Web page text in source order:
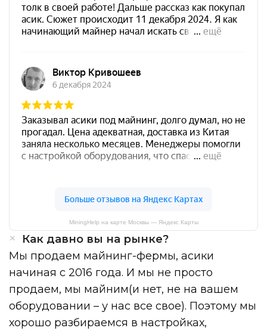
MiningHelp на карте Москвы — Яндекс Карты
Как давно вы на рынке?
Мы продаем майнинг-фермы, асики
начиная с 2016 года. И мы не просто
продаем, мы майним(и нет, не на вашем
оборудовании – у нас все свое). Поэтому мы
хорошо разбираемся в настройках,